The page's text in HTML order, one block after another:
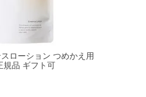
ローション つめかえ用
規品 ギフト可